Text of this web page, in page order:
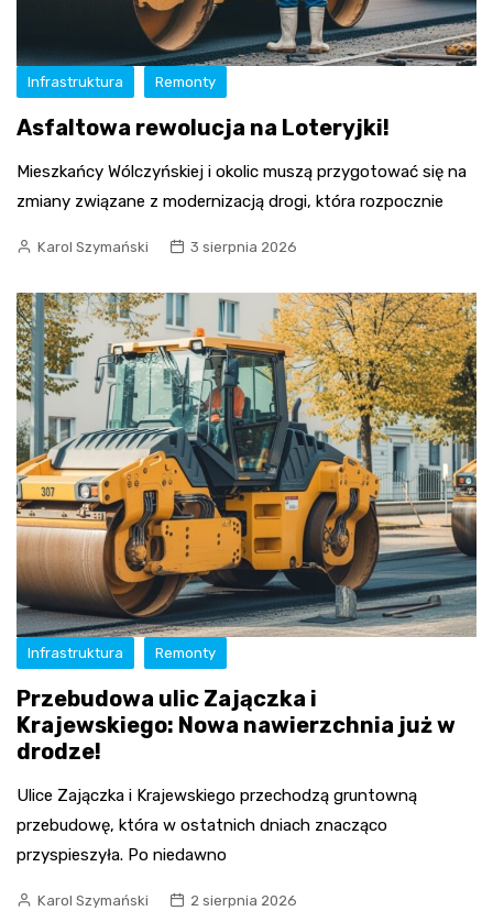
Infrastruktura Remonty
Asfaltowa rewolucja na Loteryjki!
Mieszkańcy Wólczyńskiej i okolic muszą przygotować się na
zmiany związane z modernizacją drogi, która rozpocznie
Karol Szymański 3 sierpnia 2026
Infrastruktura Remonty
Przebudowa ulic Zajączka i
Krajewskiego: Nowa nawierzchnia już w
drodze!
Ulice Zajączka i Krajewskiego przechodzą gruntowną
przebudowę, która w ostatnich dniach znacząco
przyspieszyła. Po niedawno
Karol Szymański 2 sierpnia 2026